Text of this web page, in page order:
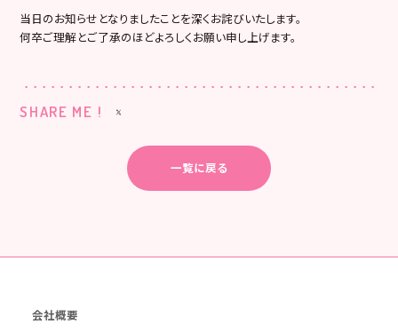
当日のお知らせとなりましたことを深くお詫びいたします。
何卒ご理解とご了承のほどよろしくお願い申し上げます。
SHARE ME !
一覧に戻る
会社概要